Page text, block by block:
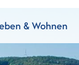
& Wohnen